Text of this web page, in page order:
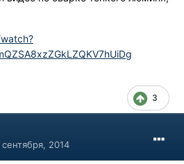
3
сентября, 2014